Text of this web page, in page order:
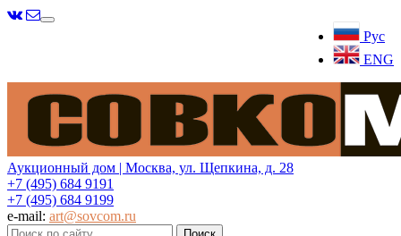
Рус
ENG
Меню
Аукционный дом | Москва, ул. Щепкина, д. 28
+7 (495) 684 9191
+7 (495) 684 9199
e-mail: art@sovcom.ru